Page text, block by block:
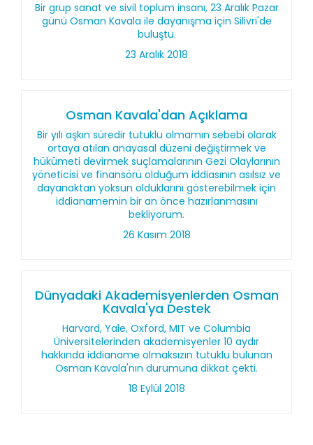
Bir grup sanat ve sivil toplum insanı, 23 Aralık Pazar
günü Osman Kavala ile dayanışma için Silivri'de
buluştu.
23 Aralık 2018
Osman Kavala'dan Açıklama
Bir yılı aşkın süredir tutuklu olmamın sebebi olarak
ortaya atılan anayasal düzeni değiştirmek ve
hükümeti devirmek suçlamalarının Gezi Olaylarının
yöneticisi ve finansörü olduğum iddiasının asılsız ve
dayanaktan yoksun olduklarını gösterebilmek için
iddianamemin bir an önce hazırlanmasını
bekliyorum.
26 Kasım 2018
Dünyadaki Akademisyenlerden Osman
Kavala'ya Destek
Harvard, Yale, Oxford, MIT ve Columbia
Üniversitelerinden akademisyenler 10 aydır
hakkında iddianame olmaksızın tutuklu bulunan
Osman Kavala'nın durumuna dikkat çekti.
18 Eylül 2018